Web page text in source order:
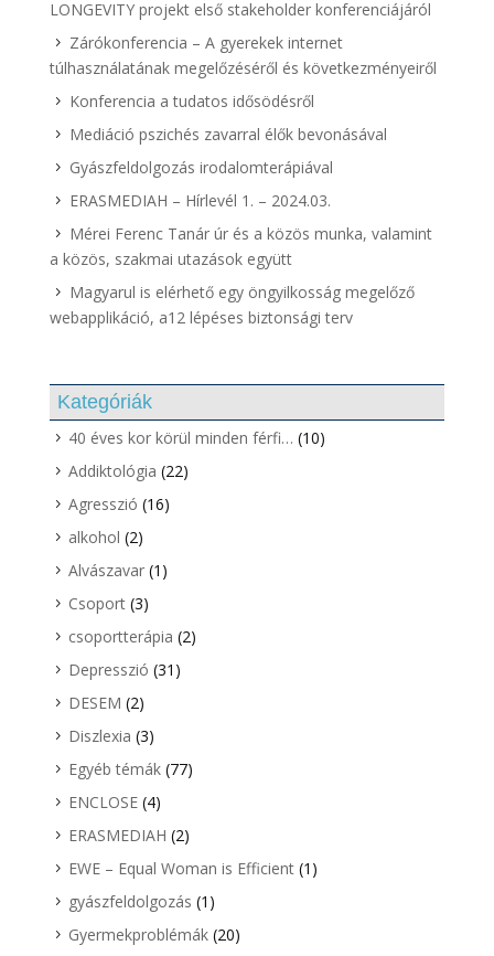
LONGEVITY projekt első stakeholder konferenciájáról
Zárókonferencia – A gyerekek internet
túlhasználatának megelőzéséről és következményeiről
Konferencia a tudatos idősödésről
Mediáció pszichés zavarral élők bevonásával
Gyászfeldolgozás irodalomterápiával
ERASMEDIAH – Hírlevél 1. – 2024.03.
Mérei Ferenc Tanár úr és a közös munka, valamint
a közös, szakmai utazások együtt
Magyarul is elérhető egy öngyilkosság megelőző
webapplikáció, a12 lépéses biztonsági terv
Kategóriák
40 éves kor körül minden férfi… (10)
Addiktológia (22)
Agresszió (16)
alkohol (2)
Alvászavar(1)
Csoport(3)
csoportterápia (2)
Depresszió (31)
DESEM (2)
Diszlexia (3)
Egyéb témák(77)
ENCLOSE(4)
ERASMEDIAH (2)
EWE – Equal Woman is Efficient(1)
gyászfeldolgozás (1)
Gyermekproblémák(20)